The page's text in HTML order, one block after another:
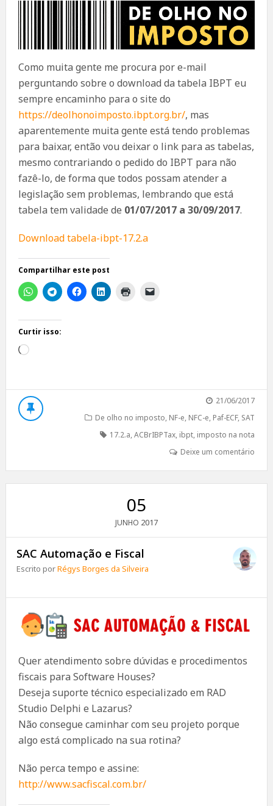
Como muita gente me procura por e-mail
perguntando sobre o download da tabela IBPT eu
sempre encaminho para o site do
https://deolhonoimposto.ibpt.org.br/, mas
aparentemente muita gente está tendo problemas
para baixar, então vou deixar o link para as tabelas,
mesmo contrariando o pedido do IBPT para não
fazê-lo, de forma que todos possam atender a
legislação sem problemas, lembrando que está
tabela tem validade de 01/07/2017 a 30/09/2017.
Download tabela-ibpt-17.2.a
Compartilhar este post
Curtir isso:
Carregando...
21/06/2017
De olho no imposto, NF-e, NFC-e, Paf-ECF, SAT
17.2.a,ACBrIBPTax, ibpt, imposto na nota
Deixe um comentário
05
JUNHO 2017
SAC Automação e Fiscal
Escrito porRégys Borges da Silveira
Quer atendimento sobre dúvidas e procedimentos
fiscais para Software Houses?
Deseja suporte técnico especializado em RAD
Studio Delphi e Lazarus?
Não consegue caminhar com seu projeto porque
algo está complicado na sua rotina?
Não perca tempo e assine:
http://www.sacfiscal.com.br/